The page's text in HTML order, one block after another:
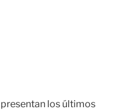
los últimos